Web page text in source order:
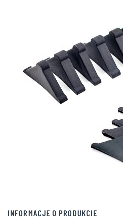
INFORMACJE O PRODUKCIE